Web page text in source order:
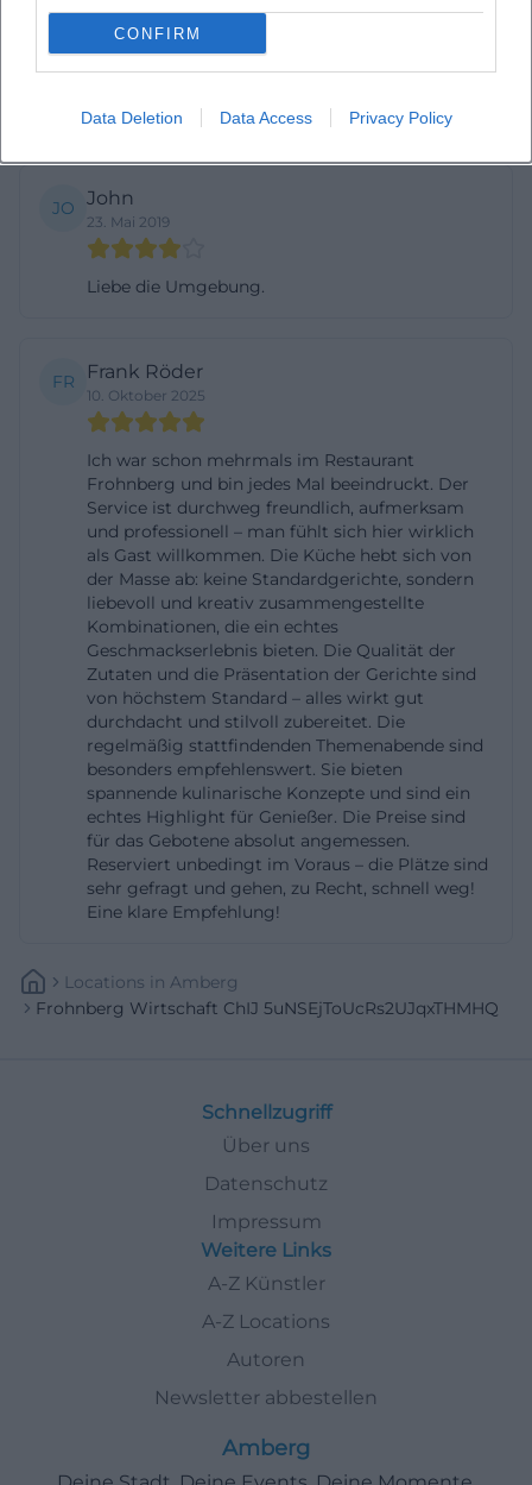
CONFIRM
Data Deletion Data Access Privacy Policy
Roger Wareham
Gutes Essen.
JO John
23. Mai 2019
Liebe die Umgebung.
FR Frank Röder
10. Oktober 2025
Ich war schon mehrmals im Restaurant
Frohnberg und bin jedes Mal beeindruckt. Der
Service ist durchweg freundlich, aufmerksam
und professionell – man fühlt sich hier wirklich
als Gast willkommen. Die Küche hebt sich von
der Masse ab: keine Standardgerichte, sondern
liebevoll und kreativ zusammengestellte
Kombinationen, die ein echtes
Geschmackserlebnis bieten. Die Qualität der
Zutaten und die Präsentation der Gerichte sind
von höchstem Standard – alles wirkt gut
durchdacht und stilvoll zubereitet. Die
regelmäßig stattfindenden Themenabende sind
besonders empfehlenswert. Sie bieten
spannende kulinarische Konzepte und sind ein
echtes Highlight für Genießer. Die Preise sind
für das Gebotene absolut angemessen.
Reserviert unbedingt im Voraus – die Plätze sind
sehr gefragt und gehen, zu Recht, schnell weg!
Eine klare Empfehlung!
Locations In Amberg
Frohnberg Wirtschaft ChIJ 5uNSEjToUcRs2UJqxTHMHQ
Schnellzugriff
Über uns
Datenschutz
Impressum
Weitere Links
A-Z Künstler
A-Z Locations
Autoren
Newsletter abbestellen
Amberg